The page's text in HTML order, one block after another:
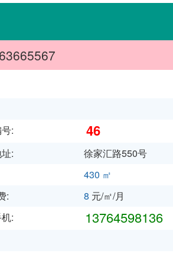
: 46
:
徐家汇路550号
430 ㎡
: 8 元/㎡/月
: 13764598136